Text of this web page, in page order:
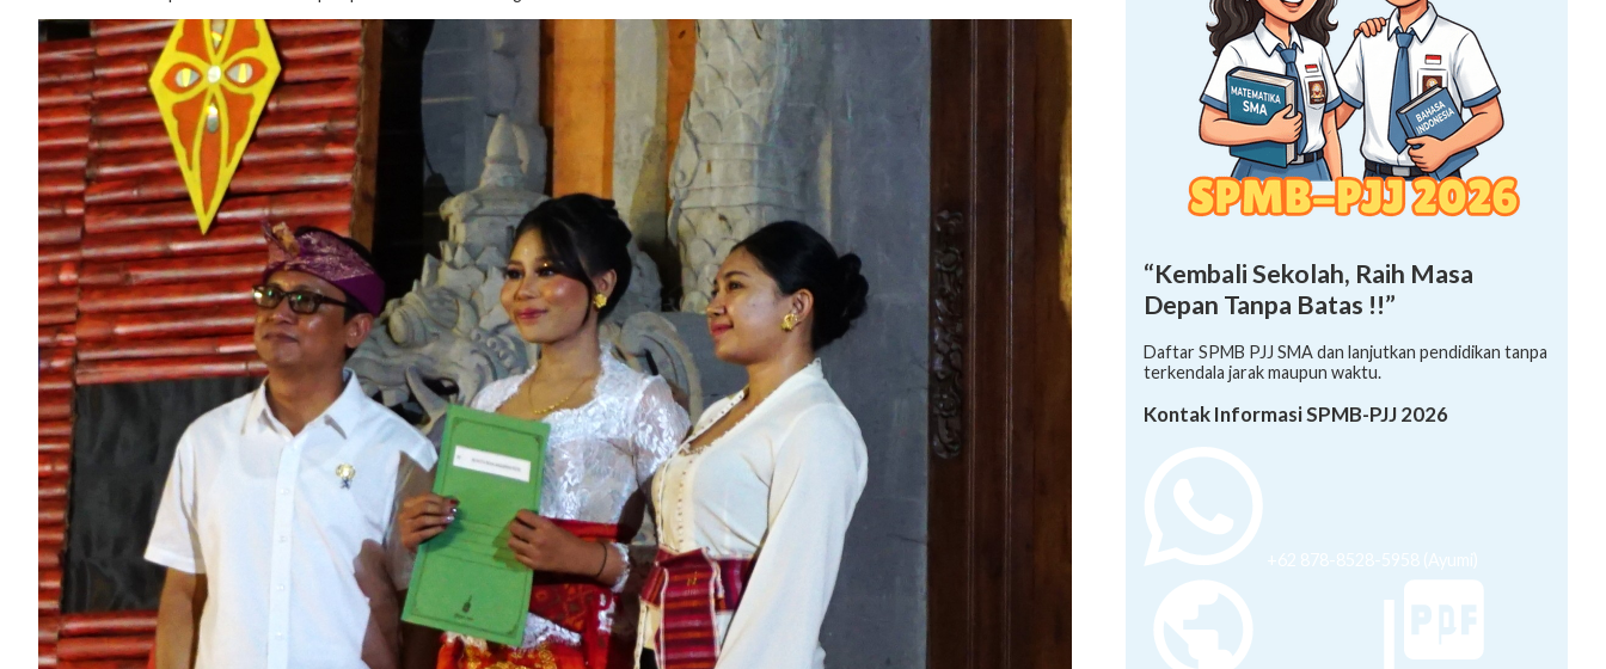
“Kembali Sekolah, Raih Masa
Depan Tanpa Batas !!”
Daftar SPMB PJJ SMA dan lanjutkan pendidikan tanpa
terkendala jarak maupun waktu.
Kontak Informasi SPMB-PJJ 2026
+62 878-8528-5958 (Ayumi)